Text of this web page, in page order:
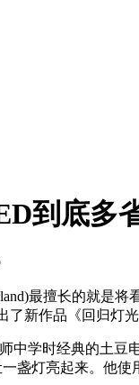
到底多
最擅长的就是
了新作品《回归灯
中学时经典的土豆
盏灯亮起来。他